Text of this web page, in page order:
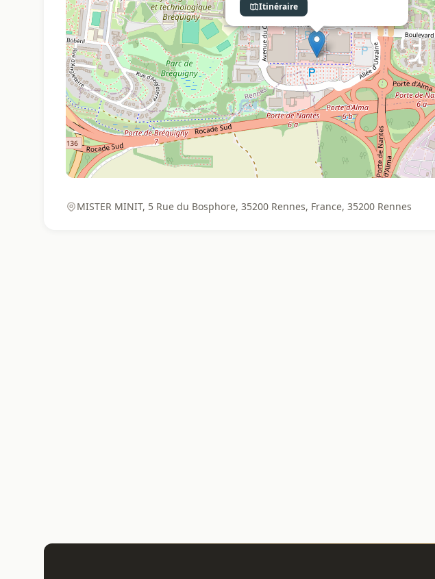
Itinéraire
MISTER MINIT, 5 Rue du Bosphore, 35200 Rennes, France, 35200 Rennes